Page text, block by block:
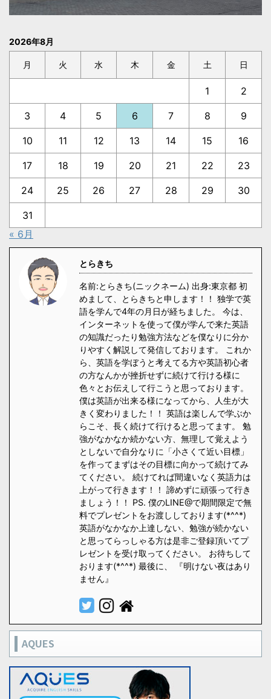
2026年8月
月 火 水 木 金 土 日
1 2
3 4 5 6 7 8 9
10 11 12 13 14 15 16
17 18 19 20 21 22 23
24 25 26 27 28 29 30
31
« 6月
とらきち
名前:とらきち(ニックネーム) 出身:東京都 初
めまして、とらきちと申します！！ 独学で英
語を学んで4年の月日が経ちました。 今は、
インターネットを使って僕が学んで来た英語
の知識だったり勉強方法などを僕なりに分か
りやすく解説して発信しております。 これか
ら、英語を学ぼうと考えてる方や英語初心者
の方なんかが挫折せずに続けて行ける様に
色々とお伝えして行こうと思っております。
僕は英語が出来る様になってから、人生が大
きく変わりました！！ 英語は楽しんで学ぶか
らこそ、長く続けて行けると思ってます。 勉
強がなかなか続かない方、無理して覚えよう
としないで自分なりに「小さくて近い目標」
を作ってまずはその目標に向かって続けてみ
てください。 続けてれば間違いなく英語力は
上がって行きます！！ 諦めずに頑張って行き
ましょう！！ PS. 僕のLINE@で期間限定で無
料でプレゼントをお渡ししております(*^^*)
英語がなかなか上達しない、勉強が続かない
と思ってらっしゃる方は是非ご登録頂いてプ
レゼントを受け取ってください。 お待ちして
おります(*^^*) 最後に、 『明けない夜はあり
ません』
AQUES